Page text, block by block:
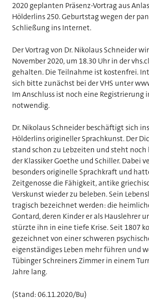
2020 geplanten Präsenz-Vortrag aus
Hölderlins 250. Geburtstag wegen der
Schließung ins Internet.
Der Vortrag von Dr. Nikolaus Schneider
November 2020, um 18.30 Uhr in der
gehalten. Die Teilnahme ist kostenfrei.
sich bitte zunächst bei der VHS unter
Im Anschluss ist noch eine Registrierung
notwendig.
Dr. Nikolaus Schneider beschäftigt sich
Hölderlins origineller Sprachkunst. Der
stand schon zu Lebzeiten und steht
der Klassiker Goethe und Schiller. Dabei
besonders originelle Sprachkraft und
Zeitgenosse die Fähigkeit, antike
Verskunst wieder zu beleben. Sein
tragisch bezeichnet werden: die
Gontard, deren Kinder er als Hauslehrer
stürzte ihn in eine tiefe Krise. Seit 1807
gezeichnet von einer schweren
eigenständiges Leben mehr führen und
Tübinger Schreiners Zimmer in einem
Jahre lang.
(Stand: 06.11.2020/Bu)